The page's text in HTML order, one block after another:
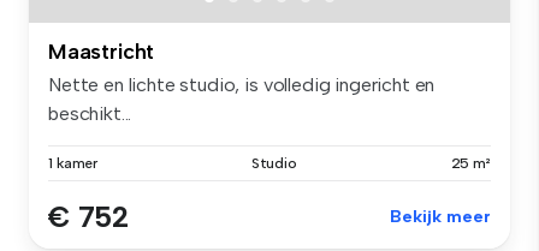
Maastricht
Nette en lichte studio, is volledig ingericht en
beschikt...
1 kamer Studio 25 m²
€ 752 Bekijk meer